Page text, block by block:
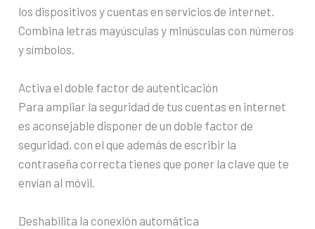
los dispositivos y cuentas en servicios de internet.
Combina letras mayúsculas y minúsculas con números
y símbolos.
Activa el doble factor de autenticación
Para ampliar la seguridad de tus cuentas en internet
es aconsejable disponer de un doble factor de
seguridad, con el que además de escribir la
contraseña correcta tienes que poner la clave que te
envían al móvil.
Deshabilita la conexión automática